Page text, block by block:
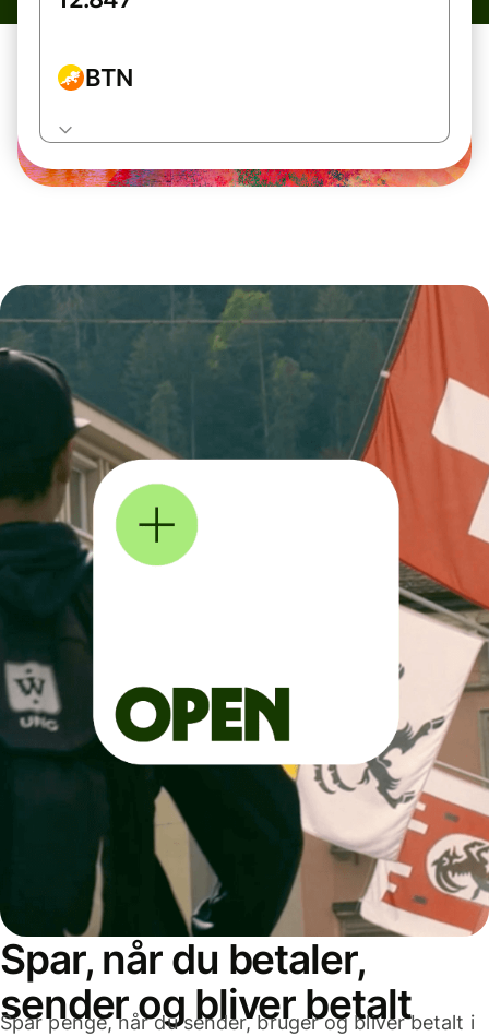
BTN
Spar, når du betaler,
sender og bliver betalt
Spar penge, når du sender, bruger og bliver betalt i